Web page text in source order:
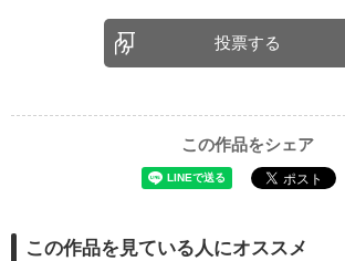
投票する
この作品をシェア
この作品を見ている人にオススメ